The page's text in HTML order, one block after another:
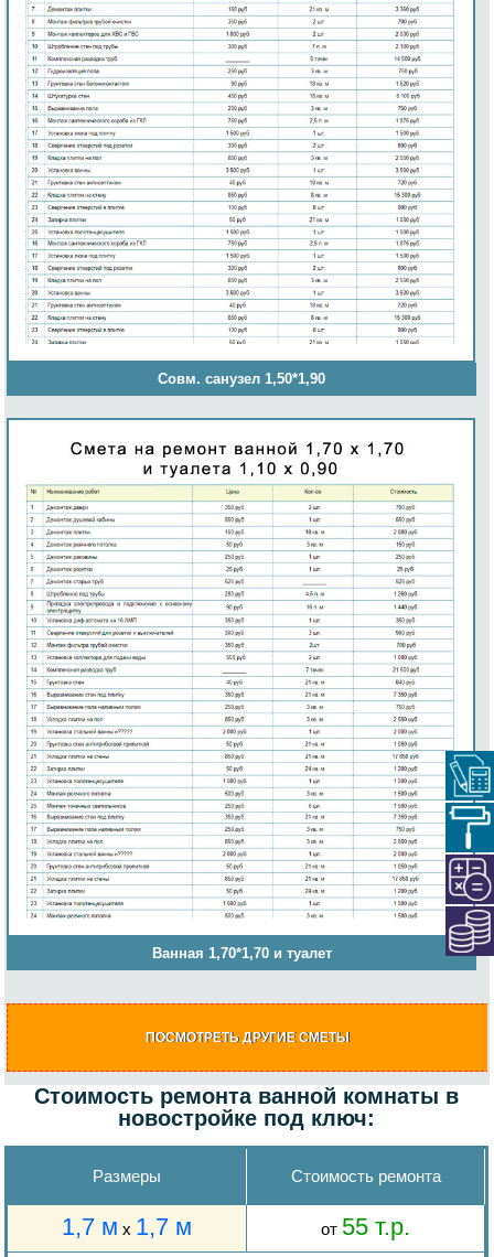
Совм. санузел 1,50*1,90
Ванная 1,70*1,70 и туалет
ПОСМОТРЕТЬ ДРУГИЕ СМЕТЫ
Стоимость ремонта ванной комнаты в
новостройке под ключ:
Размеры Стоимость ремонта
1,7 м х 1,7 м от 55 т.р.